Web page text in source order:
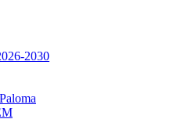
2030